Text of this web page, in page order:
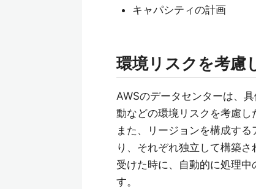
キャパシティの計画
環境リスクを考慮
AWSのデータセンターは、
動などの環境リスクを考慮し
また、リージョンを構成す
り、それぞれ独立して構築
受けた時に、自動的に処理
す。